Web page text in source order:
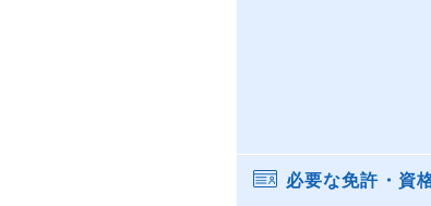
必要な免許・資